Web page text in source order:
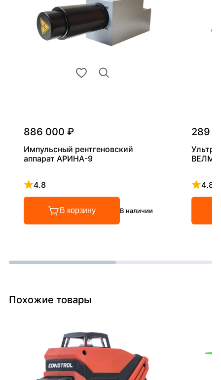
886 000 ₽
Импульсный рентгеновский
аппарат АРИНА-9
4.8
Рейтинг 4.8 из 5
В корзину В наличии
289
4.8
Похожие товары